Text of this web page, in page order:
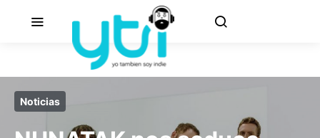
Noticias